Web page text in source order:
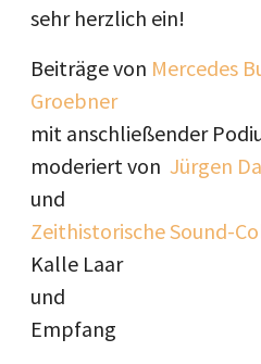
sehr herzlich ein!
Beiträge von Mercedes
Groebner
mit anschließender
moderiert von Jürgen
und
Zeithistorische Sound-
Kalle Laar
und
Empfang